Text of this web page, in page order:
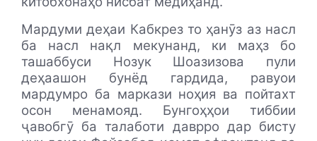
Мардуми деҳаи Кабкрез то ҳанӯз аз насл
ба насл нақл мекунанд, ки маҳз бо
ташаббуси Нозук Шоазизова пули
деҳаашон бунёд гардида, равуои
мардумро ба маркази ноҳия ва пойтахт
осон менамояд. Бунгоҳҳои тиббии
ҷавобгӯ ба талаботи даврро дар бисту